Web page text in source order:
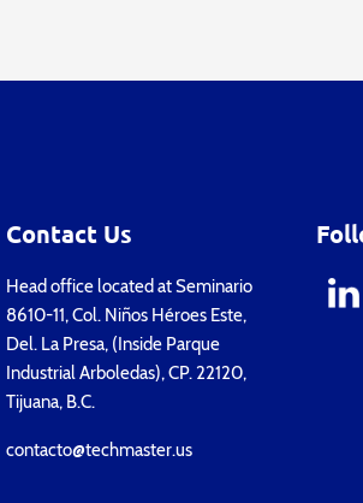
Contact Us
Head office located at Seminario
8610-11, Col. Niños Héroes Este,
Del. La Presa, (Inside Parque
Industrial Arboledas), CP. 22120,
Tijuana, B.C.
contacto@techmaster.us